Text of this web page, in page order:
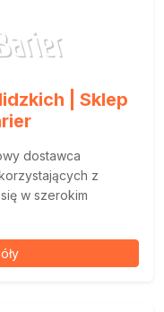
| Sklep
dostawca
z
w szerokim